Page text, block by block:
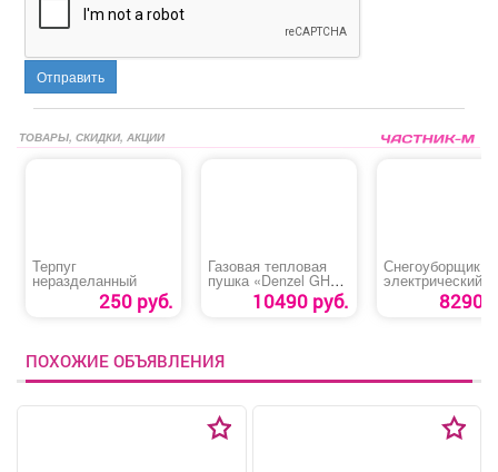
Отправить
ТОВАРЫ, СКИДКИ, АКЦИИ
Терпуг
неразделанный
250 руб.
Газовая тепловая
пушка «Denzel GHG-
30» 10490 руб.
Снегоуборщик
электрический
«PATRIOT PS
8290
ПОХОЖИЕ ОБЪЯВЛЕНИЯ